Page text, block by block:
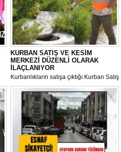
KURBAN SATIŞ VE KESİM
MERKEZİ DÜZENLİ OLARAK
İLAÇLANIYOR
Kurbanlıkların satışa çıktığı Kurban Satış
ve Kesim Merkezi, haşere ve
mikropların önüne geçilmesi amacıyla
her gün Gölbaşı Belediyesi ekipleri
tarafından düzenli olarak ilaçlanıyor.